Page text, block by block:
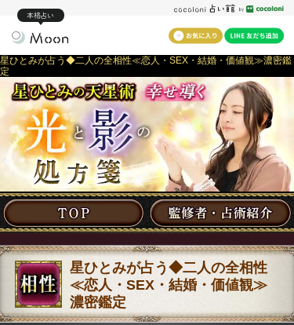
本格占い
星ひとみが占う◆二人の全相性≪恋人・SEX・結婚・価値観≫濃密鑑
定
星ひとみが占う◆二人の全相性
≪恋人・SEX・結婚・価値観≫
濃密鑑定